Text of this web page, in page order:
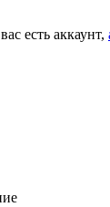
есть аккаунт,